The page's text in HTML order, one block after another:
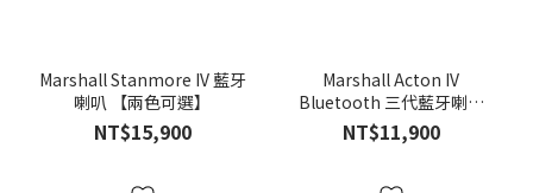
Marshall Stanmore IV 藍牙
喇叭 【兩色可選】
NT$15,900
Marshall Acton IV
Bluetooth 三代藍牙喇叭
【兩色可選】
NT$11,900